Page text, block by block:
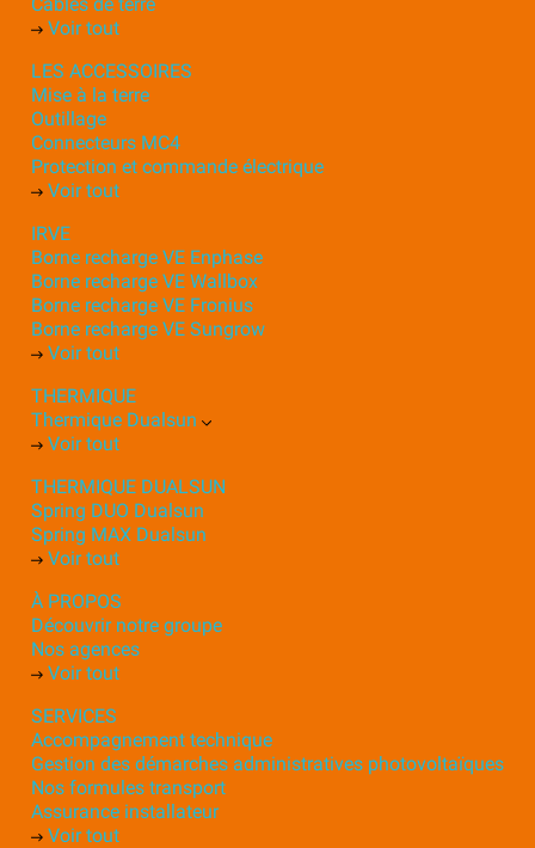
Voir tout
LES ACCESSOIRES
Mise à la terre
Outillage
Connecteurs MC4
Protection et commande électrique
Voir tout
IRVE
Borne recharge VE Enphase
Borne recharge VE Wallbox
Borne recharge VE Fronius
Borne recharge VE Sungrow
Voir tout
THERMIQUE
Thermique Dualsun
Voir tout
THERMIQUE DUALSUN
Spring DUO Dualsun
Spring MAX Dualsun
Voir tout
À PROPOS
Découvrir notre groupe
Nos agences
Voir tout
SERVICES
Accompagnement technique
Gestion des démarches administratives photovoltaïques
Nos formules transport
Assurance installateur
Voir tout